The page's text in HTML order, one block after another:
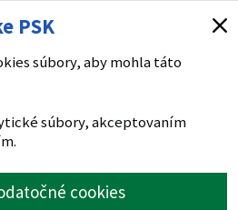
PSK
súbory, aby mohla táto
súbory, akceptovaním
cookies